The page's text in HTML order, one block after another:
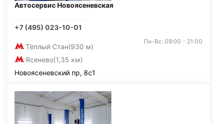
Автосервис Новоясеневская
+7 (495) 023-10-01
Тёплый Стан(930 м)
Ясенево(1,35 км)
Пн-Вс: 09:00 - 21:00
Новоясеневский пр, 8с1